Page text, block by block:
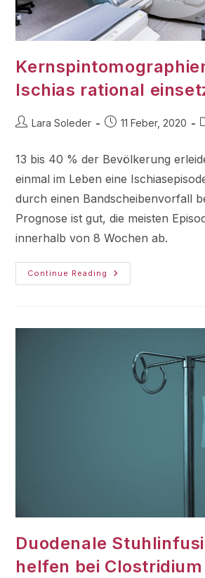
Ischias rational
Lara Soleder 11 Feber, 2020
13 bis 40 % der Bevölkerung
einmal im Leben eine
durch einen Bandscheibenvorfall
Prognose ist gut, die meisten
innerhalb von 8 Wochen ab.
Continue Reading
Duodenale
helfen bei